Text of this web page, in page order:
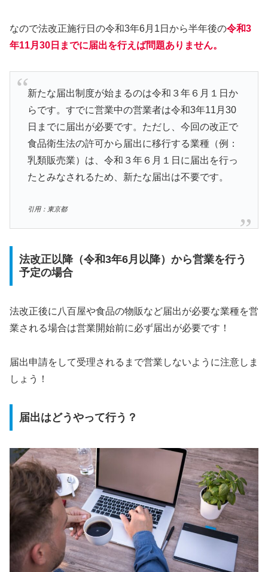
なので法改正施行日の令和3年6月1日から半年後の令和3
年11月30日までに届出を行えば問題ありません。
新たな届出制度が始まるのは令和３年６月１日か
らです。すでに営業中の営業者は令和3年11月30
日までに届出が必要です。ただし、今回の改正で
食品衛生法の許可から届出に移行する業種（例：
乳類販売業）は、令和３年６月１日に届出を行っ
たとみなされるため、新たな届出は不要です。
引用：東京都
法改正以降（令和3年6月以降）から営業を行う
予定の場合
法改正後に八百屋や食品の物販など届出が必要な業種を営
業される場合は営業開始前に必ず届出が必要です！
届出申請をして受理されるまで営業しないように注意しま
しょう！
届出はどうやって行う？